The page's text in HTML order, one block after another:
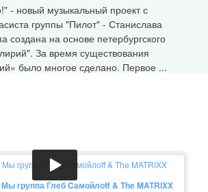
- новый музыкальный проект с
группы "Пилот" - Станислава
создана на основе петербургского
За время существования
было многое сделано. Первое ...
группа Глеб Cамойлоff & The MATRIXX